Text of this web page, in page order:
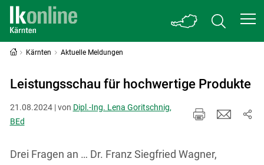
Kärnten Aktuelle Meldungen
Leistungsschau für hochwertige Produkte
21.08.2024 | von Dipl.-Ing. Lena Goritschnig,
BEd
Drei Fragen an … Dr. Franz Siegfried ­Wagner,